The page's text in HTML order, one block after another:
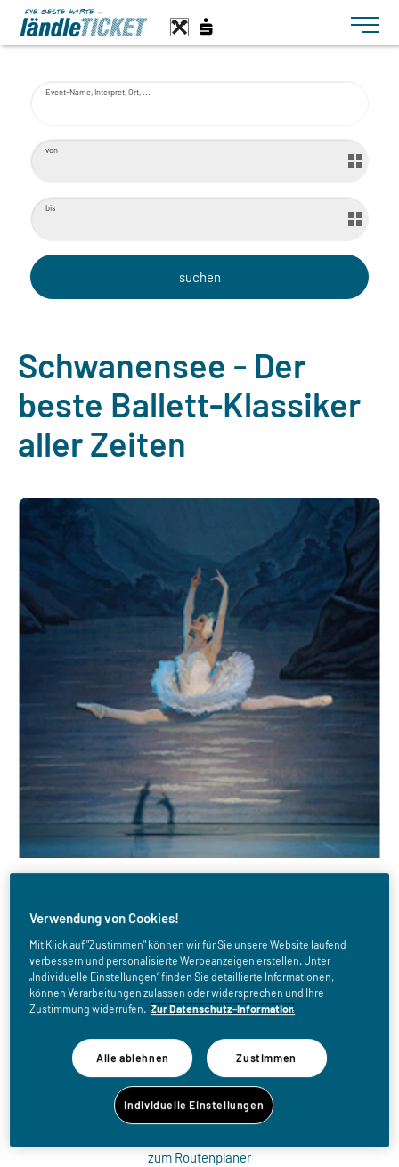
Toggle
Event-Name, Interpret, Ort, ...
von
bis
Schwanensee - Der
beste Ballett-Klassiker
aller Zeiten
Di, 05.01.2027
Salzburgarena
Am Messezentrum 1
5020 SALZBURG
Österreich
zum Routenplaner
Verwendung von Cookies!
Mit Klick auf "Zustimmen" können wir für Sie unsere Website laufend
verbessern und personalisierte Werbeanzeigen erstellen. Unter
„Individuelle Einstellungen“ finden Sie detaillierte Informationen,
können Verarbeitungen zulassen oder widersprechen und Ihre
Zustimmung widerrufen. Zur Datenschutz-Information
Alle ablehnen Zustimmen
Individuelle Einstellungen